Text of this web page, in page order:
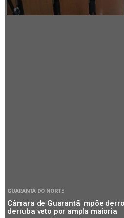
GUARANTÃ DO NORTE
Câmara de Guarantã impõe
derruba veto por ampla maioria